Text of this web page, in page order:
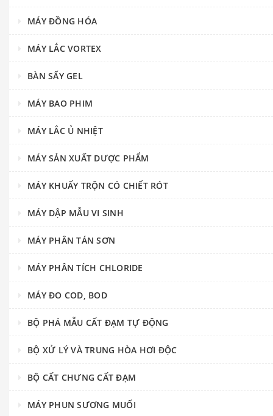
MÁY ĐỒNG HÓA
MÁY LẮC VORTEX
BÀN SẤY GEL
MÁY BAO PHIM
MÁY LẮC Ủ NHIỆT
MÁY SẢN XUẤT DƯỢC PHẨM
MÁY KHUẤY TRỘN CÓ CHIẾT RÓT
MÁY DẬP MẪU VI SINH
MÁY PHÂN TÁN SƠN
MÁY PHÂN TÍCH CHLORIDE
MÁY ĐO COD, BOD
BỘ PHÁ MẪU CẤT ĐẠM TỰ ĐỘNG
BỘ XỬ LÝ VÀ TRUNG HÒA HƠI ĐỘC
BỘ CẤT CHƯNG CẤT ĐẠM
MÁY PHUN SƯƠNG MUỐI